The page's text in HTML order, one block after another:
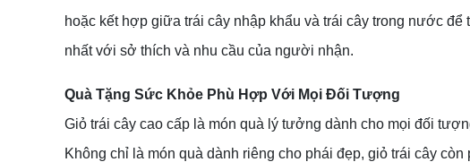
hoặc kết hợp giữa trái cây nhập khẩu và trái cây trong nước
nhất với sở thích và nhu cầu của người nhận.
Quà Tặng Sức Khỏe Phù Hợp Với Mọi Đối Tượng
Giỏ trái cây cao cấp là món quà lý tưởng dành cho mọi đối
Không chỉ là món quà dành riêng cho phái đẹp, giỏ trái cây